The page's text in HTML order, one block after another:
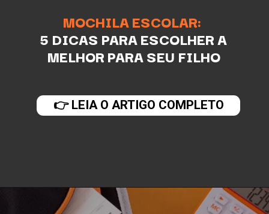
MOCHILA ESCOLAR:
5 DICAS PARA ESCOLHER A
MELHOR PARA SEU FILHO
👉 LEIA O ARTIGO COMPLETO